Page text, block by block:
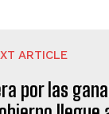
ARTICLE